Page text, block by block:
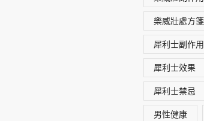
樂威壯處方箋
犀利士副作用
犀利士效果
犀利士禁忌
男性健康